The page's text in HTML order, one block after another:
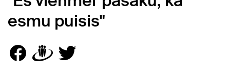
esmu puisis"